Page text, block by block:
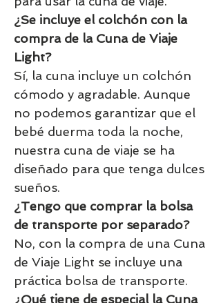
¿Se incluye el colchón con la
compra de la Cuna de Viaje
Light?
Sí, la cuna incluye un colchón
cómodo y agradable. Aunque
no podemos garantizar que el
bebé duerma toda la noche,
nuestra cuna de viaje se ha
diseñado para que tenga dulces
sueños.
¿Tengo que comprar la bolsa
de transporte por separado?
No, con la compra de una Cuna
de Viaje Light se incluye una
práctica bolsa de transporte.
¿Qué tiene de especial la Cuna